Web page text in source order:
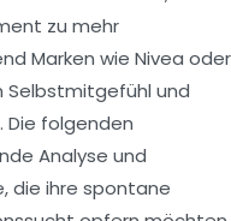
zu mehr
Marken wie Nivea oder
Selbstmitgefühl und
folgenden
Analyse und
die ihre spontane